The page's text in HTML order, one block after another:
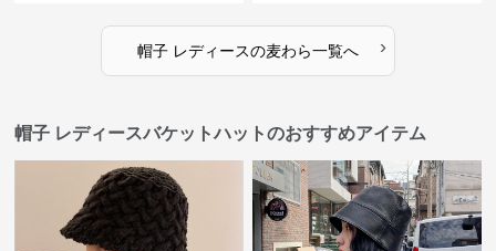
帽子 レディースの麦わら一覧へ ›
帽子 レディースバケットハットのおすすめアイテム